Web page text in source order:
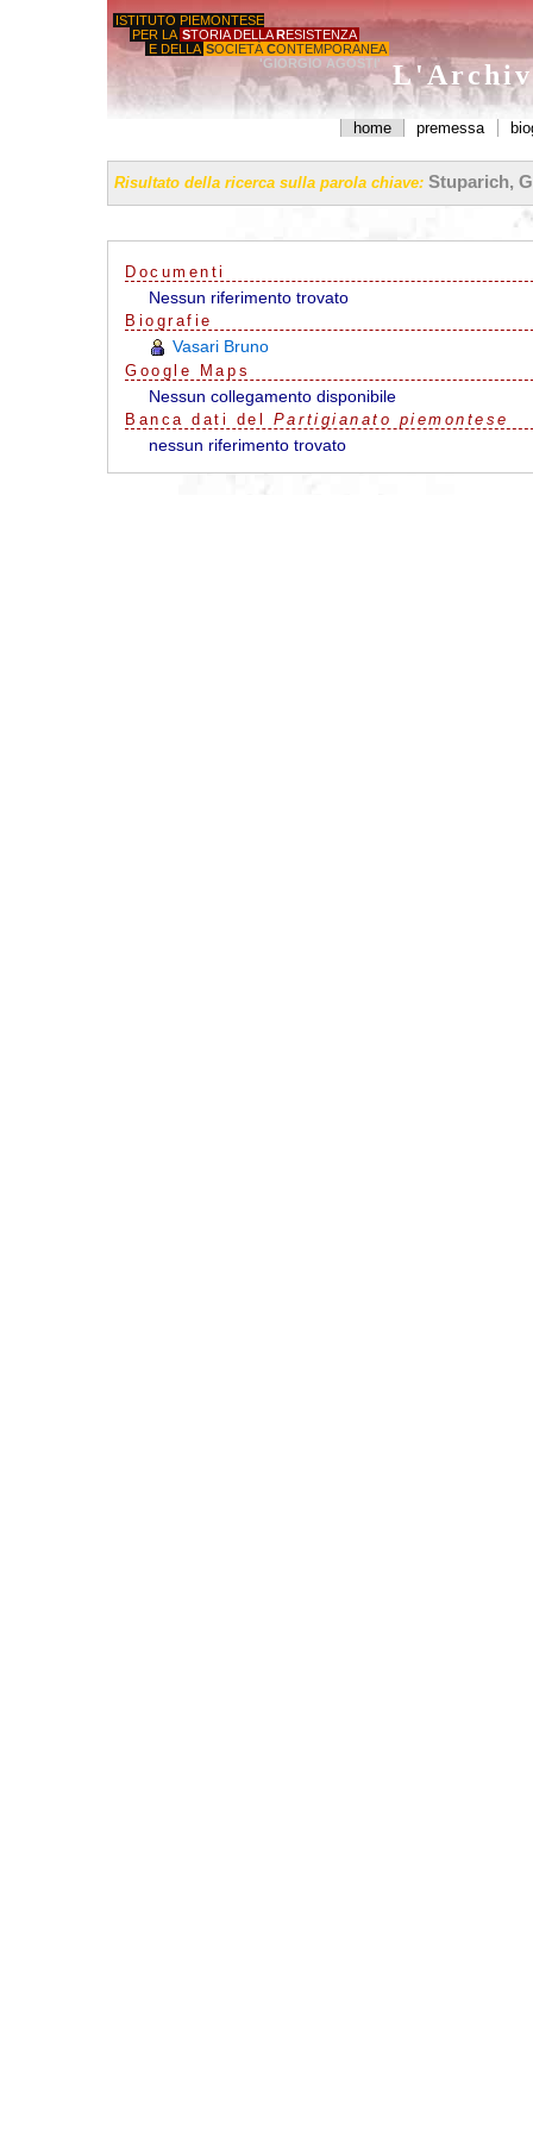
ISTITUTO PIEMONTESE
PER LA STORIA DELLA RESISTENZA
E DELLA SOCIETÀ CONTEMPORANEA
'GIORGIO AGOSTI'
home premessa
Risultato della ricerca sulla parola chiave: Stuparich,
Documenti
Nessun riferimento trovato
Biografie
Vasari Bruno
G oo g e Maps
Nessun collegamento disponibile
Banca dati del Partigianato piemontese
nessun riferimento trovato